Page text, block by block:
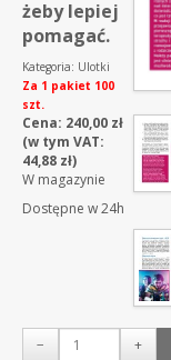
żeby lepiej
pomagać.
Kategoria: Ulotki
Za 1 pakiet 100
szt.
Cena: 240,00 zł
(w tym VAT:
44,88 zł)
W magazynie
Dostępne w 24h
− +